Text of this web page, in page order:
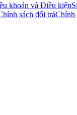
khoản và Điều kiện
sách đổi trảChính